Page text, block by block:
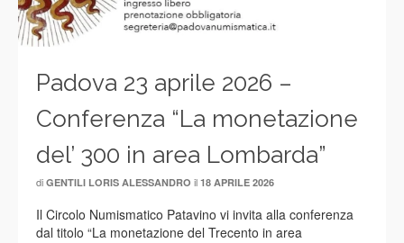
Padova 23 aprile 2026 –
Conferenza “La monetazione
del’ 300 in area Lombarda”
di GENTILI LORIS ALESSANDRO il 18 APRILE 2026
Il Circolo Numismatico Patavino vi invita alla conferenza
dal titolo “La monetazione del Trecento in area